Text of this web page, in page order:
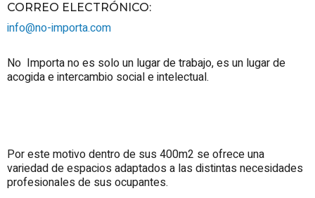
CORREO ELECTRÓNICO:
info@no-importa.com
No Importa no es solo un lugar de trabajo, es un lugar de
acogida e intercambio social e intelectual.
Por este motivo dentro de sus 400m2 se ofrece una
variedad de espacios adaptados a las distintas necesidades
profesionales de sus ocupantes.